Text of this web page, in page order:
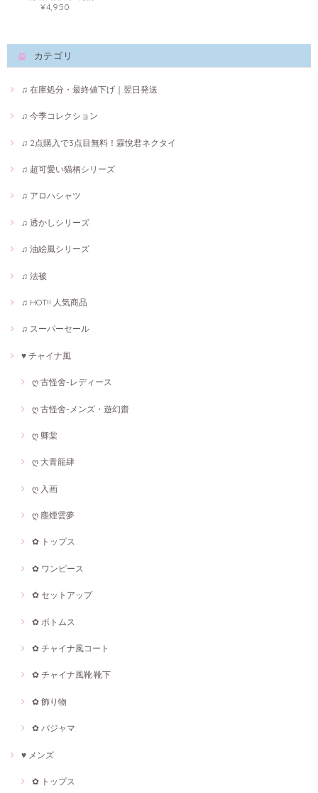
¥4,950
カテゴリ
♫ 在庫処分・最終値下げ｜翌日発送
♫ 今季コレクション
♫ 2点購入で3点目無料！霖悅君ネクタイ
♫ 超可愛い猫柄シリーズ
♫ アロハシャツ
♫ 透かしシリーズ
♫ 油絵風シリーズ
♫ 法被
♫ HOT!! 人気商品
♫ スーパーセール
♥ チャイナ風
ღ 古怪舍-レディース
ღ 古怪舍-メンズ・遊幻齋
ღ 卿棠
ღ 大青龍肆
ღ 入画
ღ 塵煙雲夢
✿ トップス
✿ ワンピース
✿ セットアップ
✿ ボトムス
✿ チャイナ風コート
✿ チャイナ風靴·靴下
✿ 飾り物
✿ パジャマ
♥ メンズ
✿ トップス